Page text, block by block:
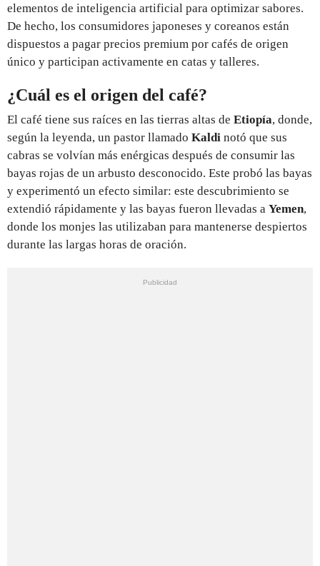
elementos de inteligencia artificial para optimizar sabores.
De hecho, los consumidores japoneses y coreanos están
dispuestos a pagar precios premium por cafés de origen
único y participan activamente en catas y talleres.
¿Cuál es el origen del café?
El café tiene sus raíces en las tierras altas de Etiopía, donde,
según la leyenda, un pastor llamado Kaldi notó que sus
cabras se volvían más enérgicas después de consumir las
bayas rojas de un arbusto desconocido. Este probó las bayas
y experimentó un efecto similar: este descubrimiento se
extendió rápidamente y las bayas fueron llevadas a Yemen,
donde los monjes las utilizaban para mantenerse despiertos
durante las largas horas de oración.